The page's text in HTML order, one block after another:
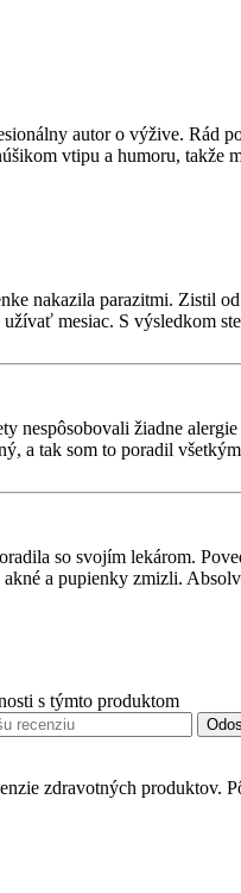
autor o výžive. Rád
vtipu a humoru, takže
nakazila parazitmi. Zistil
mesiac. S výsledkom
nespôsobovali žiadne
a tak som to poradil
so svojím lekárom.
a pupienky zmizli.
s týmto produktom
zdravotných produktov.